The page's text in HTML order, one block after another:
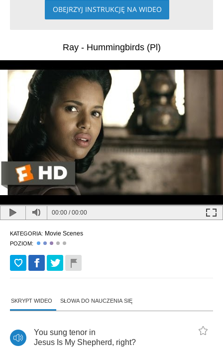
OBEJRZYJ INSTRUKCJĘ NA WIDEO
Ray - Hummingbirds (Pl)
00:00 /00:00
KATEGORIA: Movie Scenes
POZIOM:
SKRYPT WIDEO SŁOWA DO NAUCZENIA SIĘ
You sung tenor in
Jesus Is My Shepherd, right?